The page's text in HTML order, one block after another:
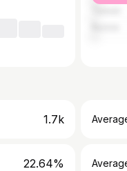
1.7k
22.64%